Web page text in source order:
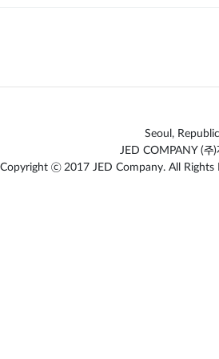
Seoul,
JED COMPANY (주)
Copyright ⓒ 2017 JED Company. All Rights